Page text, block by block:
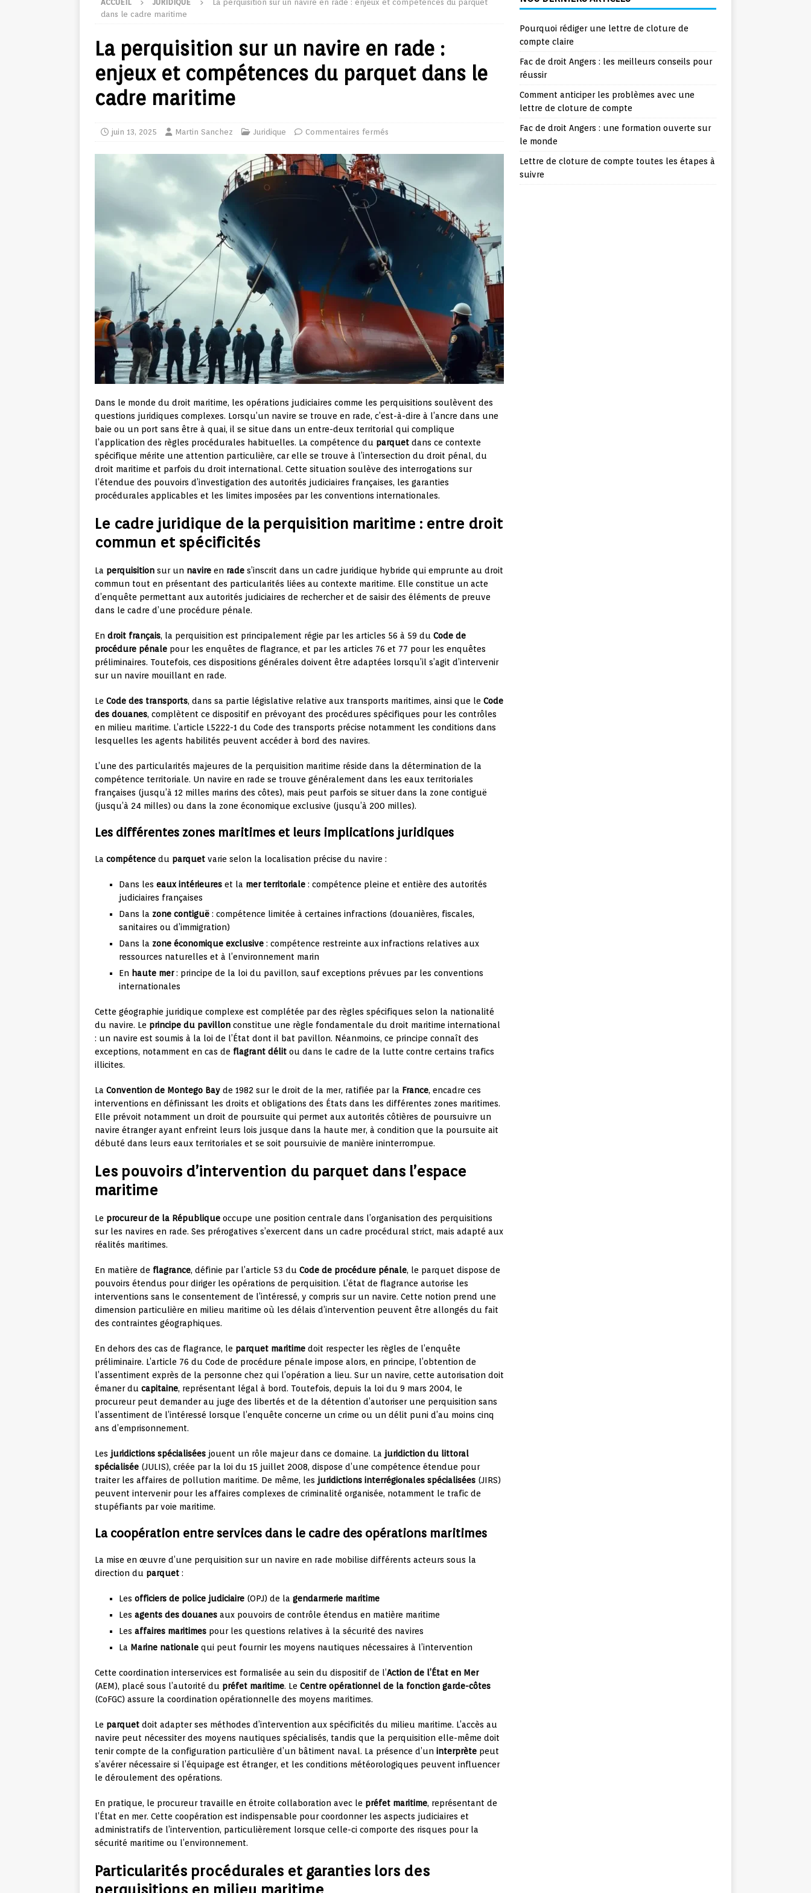
ACCUEIL JURIDIQUE
La perquisition sur un navire en rade : enjeux et compétences du parquet
dans le cadre maritime
La perquisition sur un navire en rade :
enjeux et compétences du parquet dans le
cadre maritime
juin 13, 2025 Martin Sanchez Juridique Commentaires fermés
Dans le monde du droit maritime, les opérations judiciaires comme les perquisitions soulèvent des
questions juridiques complexes. Lorsqu’un navire se trouve en rade, c’est-à-dire à l’ancre dans une
baie ou un port sans être à quai, il se situe dans un entre-deux territorial qui complique
l’application des règles procédurales habituelles. La compétence du parquet dans ce contexte
spécifique mérite une attention particulière, car elle se trouve à l’intersection du droit pénal, du
droit maritime et parfois du droit international. Cette situation soulève des interrogations sur
l’étendue des pouvoirs d’investigation des autorités judiciaires françaises, les garanties
procédurales applicables et les limites imposées par les conventions internationales.
Le cadre juridique de la perquisition maritime : entre droit
commun et spécificités
La perquisition sur un navire en rade s’inscrit dans un cadre juridique hybride qui emprunte au droit
commun tout en présentant des particularités liées au contexte maritime. Elle constitue un acte
d’enquête permettant aux autorités judiciaires de rechercher et de saisir des éléments de preuve
dans le cadre d’une procédure pénale.
En droit français, la perquisition est principalement régie par les articles 56 à 59 du Code de
procédure pénale pour les enquêtes de flagrance, et par les articles 76 et 77 pour les enquêtes
préliminaires. Toutefois, ces dispositions générales doivent être adaptées lorsqu’il s’agit d’intervenir
sur un navire mouillant en rade.
Le Code des transports, dans sa partie législative relative aux transports maritimes, ainsi que le Code
des douanes, complètent ce dispositif en prévoyant des procédures spécifiques pour les contrôles
en milieu maritime. L’article L5222-1 du Code des transports précise notamment les conditions dans
lesquelles les agents habilités peuvent accéder à bord des navires.
L’une des particularités majeures de la perquisition maritime réside dans la détermination de la
compétence territoriale. Un navire en rade se trouve généralement dans les eaux territoriales
françaises (jusqu’à 12 milles marins des côtes), mais peut parfois se situer dans la zone contiguë
(jusqu’à 24 milles) ou dans la zone économique exclusive (jusqu’à 200 milles).
Les différentes zones maritimes et leurs implications juridiques
La compétence du parquet varie selon la localisation précise du navire :
Dans les eaux intérieures et la mer territoriale : compétence pleine et entière des autorités
judiciaires françaises
Dans la zone contiguë : compétence limitée à certaines infractions (douanières, fiscales,
sanitaires ou d’immigration)
Dans la zone économique exclusive : compétence restreinte aux infractions relatives aux
ressources naturelles et à l’environnement marin
En haute mer: principe de la loi du pavillon, sauf exceptions prévues par les conventions
internationales
Cette géographie juridique complexe est complétée par des règles spécifiques selon la nationalité
du navire. Le principe du pavillon constitue une règle fondamentale du droit maritime international
: un navire est soumis à la loi de l’État dont il bat pavillon. Néanmoins, ce principe connaît des
exceptions, notamment en cas de flagrant délit ou dans le cadre de la lutte contre certains trafics
illicites.
La Convention de Montego Bay de 1982 sur le droit de la mer, ratifiée par la France, encadre ces
interventions en définissant les droits et obligations des États dans les différentes zones maritimes.
Elle prévoit notamment un droit de poursuite qui permet aux autorités côtières de poursuivre un
navire étranger ayant enfreint leurs lois jusque dans la haute mer, à condition que la poursuite ait
débuté dans leurs eaux territoriales et se soit poursuivie de manière ininterrompue.
Les pouvoirs d’intervention du parquet dans l’espace
maritime
Le procureur de la République occupe une position centrale dans l’organisation des perquisitions
sur les navires en rade. Ses prérogatives s’exercent dans un cadre procédural strict, mais adapté aux
réalités maritimes.
En matière de flagrance, définie par l’article 53 du Code de procédure pénale, le parquet dispose de
pouvoirs étendus pour diriger les opérations de perquisition. L’état de flagrance autorise les
interventions sans le consentement de l’intéressé, y compris sur un navire. Cette notion prend une
dimension particulière en milieu maritime où les délais d’intervention peuvent être allongés du fait
des contraintes géographiques.
En dehors des cas de flagrance, le parquet maritime doit respecter les règles de l’enquête
préliminaire. L’article 76 du Code de procédure pénale impose alors, en principe, l’obtention de
l’assentiment exprès de la personne chez qui l’opération a lieu. Sur un navire, cette autorisation doit
émaner du capitaine, représentant légal à bord. Toutefois, depuis la loi du 9 mars 2004, le
procureur peut demander au juge des libertés et de la détention d’autoriser une perquisition sans
l’assentiment de l’intéressé lorsque l’enquête concerne un crime ou un délit puni d’au moins cinq
ans d’emprisonnement.
Les juridictions spécialisées jouent un rôle majeur dans ce domaine. La juridiction du littoral
spécialisée (JULIS), créée par la loi du 15 juillet 2008, dispose d’une compétence étendue pour
traiter les affaires de pollution maritime. De même, les juridictions interrégionales spécialisées (JIRS)
peuvent intervenir pour les affaires complexes de criminalité organisée, notamment le trafic de
stupéfiants par voie maritime.
La coopération entre services dans le cadre des opérations maritimes
La mise en œuvre d’une perquisition sur un navire en rade mobilise différents acteurs sous la
direction du parquet :
Les officiers de police judiciaire (OPJ) de la gendarmerie maritime
Les agents des douanes aux pouvoirs de contrôle étendus en matière maritime
Les affaires maritimes pour les questions relatives à la sécurité des navires
La Marine nationale qui peut fournir les moyens nautiques nécessaires à l’intervention
Cette coordination interservices est formalisée au sein du dispositif de l’Action de l’État en Mer
(AEM), placé sous l’autorité du préfet maritime. Le Centre opérationnel de la fonction garde-côtes
(CoFGC) assure la coordination opérationnelle des moyens maritimes.
Le parquet doit adapter ses méthodes d’intervention aux spécificités du milieu maritime. L’accès au
navire peut nécessiter des moyens nautiques spécialisés, tandis que la perquisition elle-même doit
tenir compte de la configuration particulière d’un bâtiment naval. La présence d’un interprète peut
s’avérer nécessaire si l’équipage est étranger, et les conditions météorologiques peuvent influencer
le déroulement des opérations.
En pratique, le procureur travaille en étroite collaboration avec le préfet maritime, représentant de
l’État en mer. Cette coopération est indispensable pour coordonner les aspects judiciaires et
administratifs de l’intervention, particulièrement lorsque celle-ci comporte des risques pour la
sécurité maritime ou l’environnement.
Particularités procédurales et garanties lors des
Pourquoi rédiger une lettre de cloture de
compte claire
Fac de droit Angers : les meilleurs conseils pour
réussir
Comment anticiper les problèmes avec une
lettre de cloture de compte
Fac de droit Angers : une formation ouverte sur
le monde
Lettre de cloture de compte toutes les étapes à
suivre